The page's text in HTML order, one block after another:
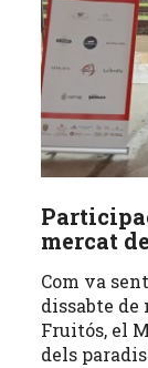
mercat
Com va
dissabte de
Fruitós, el
dels